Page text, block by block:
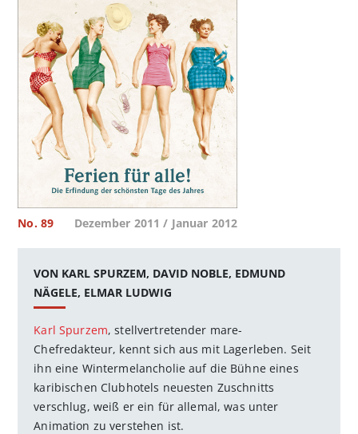
No. 89 Dezember 2011 / Januar 2012
VON KARL SPURZEM, DAVID NOBLE, EDMUND
NÄGELE, ELMAR LUDWIG
Karl Spurzem, stellvertretender mare-
Chefredakteur, kennt sich aus mit Lagerleben. Seit
ihn eine Wintermelancholie auf die Bühne eines
karibischen Clubhotels neuesten Zuschnitts
verschlug, weiß er ein für allemal, was unter
Animation zu verstehen ist.